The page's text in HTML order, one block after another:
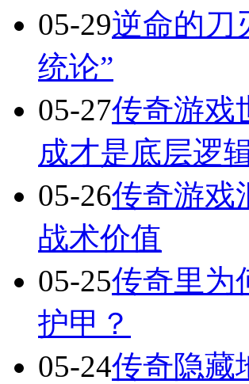
05-29逆命的刀
统论”
05-27传奇游戏
成才是底层逻
05-26传奇游戏
战术价值
05-25传奇里为
护甲？
05-24传奇隐藏